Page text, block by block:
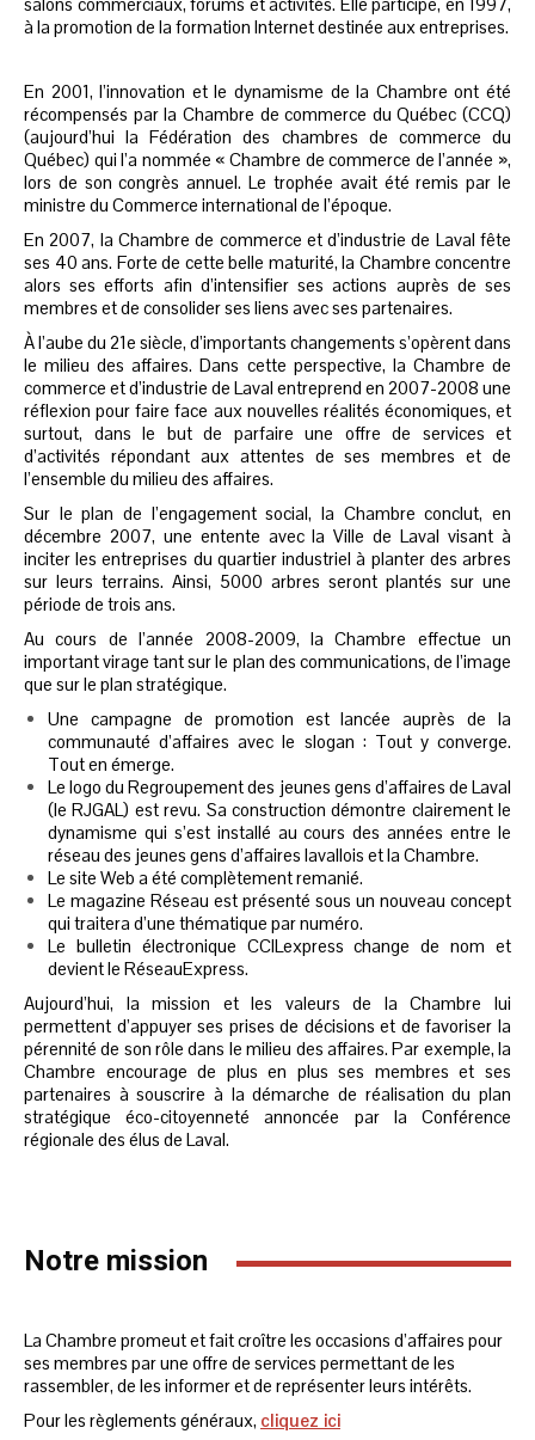
à la promotion de la formation Internet destinée aux entreprises.
En 2001, l’innovation et le dynamisme de la Chambre ont été
récompensés par la Chambre de commerce du Québec (CCQ)
(aujourd’hui la Fédération des chambres de commerce du
Québec) qui l’a nommée « Chambre de commerce de l’année »,
lors de son congrès annuel. Le trophée avait été remis par le
ministre du Commerce international de l’époque.
En 2007, la Chambre de commerce et d’industrie de Laval fête
ses 40 ans. Forte de cette belle maturité, la Chambre concentre
alors ses efforts afin d’intensifier ses actions auprès de ses
membres et de consolider ses liens avec ses partenaires.
À l’aube du 21e siècle, d’importants changements s’opèrent dans
le milieu des affaires. Dans cette perspective, la Chambre de
commerce et d’industrie de Laval entreprend en 2007-2008 une
réflexion pour faire face aux nouvelles réalités économiques, et
surtout, dans le but de parfaire une offre de services et
d’activités répondant aux attentes de ses membres et de
l’ensemble du milieu des affaires.
Sur le plan de l’engagement social, la Chambre conclut, en
décembre 2007, une entente avec la Ville de Laval visant à
inciter les entreprises du quartier industriel à planter des arbres
sur leurs terrains. Ainsi, 5000 arbres seront plantés sur une
période de trois ans.
Au cours de l’année 2008-2009, la Chambre effectue un
important virage tant sur le plan des communications, de l’image
que sur le plan stratégique.
Une campagne de promotion est lancée auprès de la
communauté d’affaires avec le slogan : Tout y converge.
Tout en émerge.
Le logo du Regroupement des jeunes gens d’affaires de Laval
(le RJGAL) est revu. Sa construction démontre clairement le
dynamisme qui s’est installé au cours des années entre le
réseau des jeunes gens d’affaires lavallois et la Chambre.
Le site Web a été complètement remanié.
Le magazine Réseau est présenté sous un nouveau concept
qui traitera d’une thématique par numéro.
Le bulletin électronique CCILexpress change de nom et
devient le RéseauExpress.
Aujourd’hui, la mission et les valeurs de la Chambre lui
permettent d’appuyer ses prises de décisions et de favoriser la
pérennité de son rôle dans le milieu des affaires. Par exemple, la
Chambre encourage de plus en plus ses membres et ses
partenaires à souscrire à la démarche de réalisation du plan
stratégique éco-citoyenneté annoncée par la Conférence
régionale des élus de Laval.
Notre mission
La Chambre promeut et fait croître les occasions d’affaires pour
ses membres par une offre de services permettant de les
rassembler, de les informer et de représenter leurs intérêts.
Pour les règlements généraux, cliquez ici